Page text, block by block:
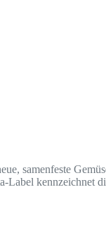
samenfeste
kennzeichnet